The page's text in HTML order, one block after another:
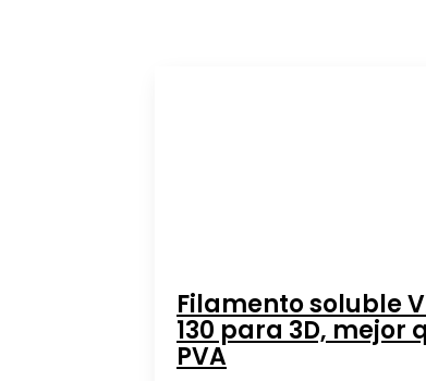
Filamento soluble
130 para 3D, mejor
PVA